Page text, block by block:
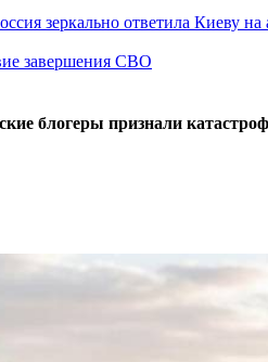
зеркально ответила Киеву
завершения СВО
блогеры признали